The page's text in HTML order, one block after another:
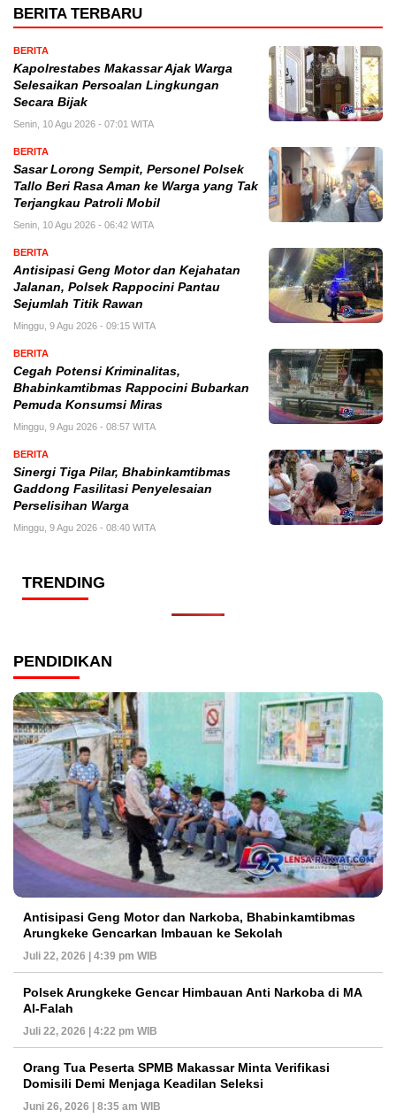
BERITA TERBARU
BERITA
Kapolrestabes Makassar Ajak Warga
Selesaikan Persoalan Lingkungan
Secara Bijak
Senin, 10 Agu 2026 - 07:01 WITA
BERITA
Sasar Lorong Sempit, Personel Polsek
Tallo Beri Rasa Aman ke Warga yang Tak
Terjangkau Patroli Mobil
Senin, 10 Agu 2026 - 06:42 WITA
BERITA
Antisipasi Geng Motor dan Kejahatan
Jalanan, Polsek Rappocini Pantau
Sejumlah Titik Rawan
Minggu, 9 Agu 2026 - 09:15 WITA
BERITA
Cegah Potensi Kriminalitas,
Bhabinkamtibmas Rappocini Bubarkan
Pemuda Konsumsi Miras
Minggu, 9 Agu 2026 - 08:57 WITA
BERITA
Sinergi Tiga Pilar, Bhabinkamtibmas
Gaddong Fasilitasi Penyelesaian
Perselisihan Warga
Minggu, 9 Agu 2026 - 08:40 WITA
TRENDING
PENDIDIKAN
Antisipasi Geng Motor dan Narkoba, Bhabinkamtibmas
Arungkeke Gencarkan Imbauan ke Sekolah
Juli 22, 2026 | 4:39 pm WIB
Polsek Arungkeke Gencar Himbauan Anti Narkoba di MA
Al-Falah
Juli 22, 2026 | 4:22 pm WIB
Orang Tua Peserta SPMB Makassar Minta Verifikasi
Domisili Demi Menjaga Keadilan Seleksi
Juni 26, 2026 | 8:35 am WIB